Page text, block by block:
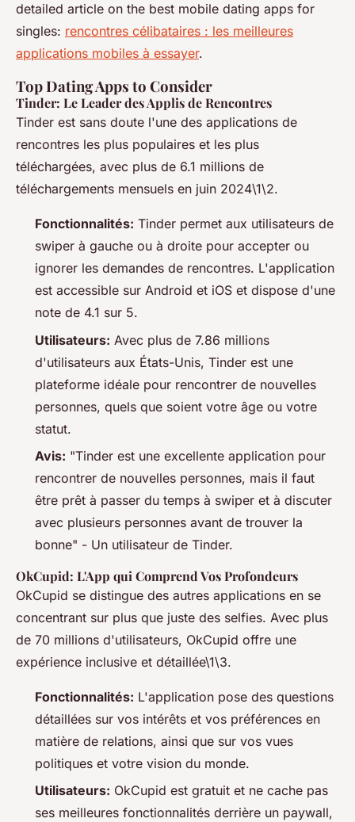
detailed article on the best mobile dating apps for
singles: rencontres célibataires : les meilleures
applications mobiles à essayer.
Top Dating Apps to Consider
Tinder: Le Leader des Applis de Rencontres
Tinder est sans doute l'une des applications de
rencontres les plus populaires et les plus
téléchargées, avec plus de 6.1 millions de
téléchargements mensuels en juin 2024\1\2.
Fonctionnalités: Tinder permet aux utilisateurs de
swiper à gauche ou à droite pour accepter ou
ignorer les demandes de rencontres. L'application
est accessible sur Android et iOS et dispose d'une
note de 4.1 sur 5.
Utilisateurs: Avec plus de 7.86 millions
d'utilisateurs aux États-Unis, Tinder est une
plateforme idéale pour rencontrer de nouvelles
personnes, quels que soient votre âge ou votre
statut.
Avis: "Tinder est une excellente application pour
rencontrer de nouvelles personnes, mais il faut
être prêt à passer du temps à swiper et à discuter
avec plusieurs personnes avant de trouver la
bonne" - Un utilisateur de Tinder.
OkCupid: L'App qui Comprend Vos Profondeurs
OkCupid se distingue des autres applications en se
concentrant sur plus que juste des selfies. Avec plus
de 70 millions d'utilisateurs, OkCupid offre une
expérience inclusive et détaillée\1\3.
Fonctionnalités: L'application pose des questions
détaillées sur vos intérêts et vos préférences en
matière de relations, ainsi que sur vos vues
politiques et votre vision du monde.
Utilisateurs: OkCupid est gratuit et ne cache pas
ses meilleures fonctionnalités derrière un paywall,